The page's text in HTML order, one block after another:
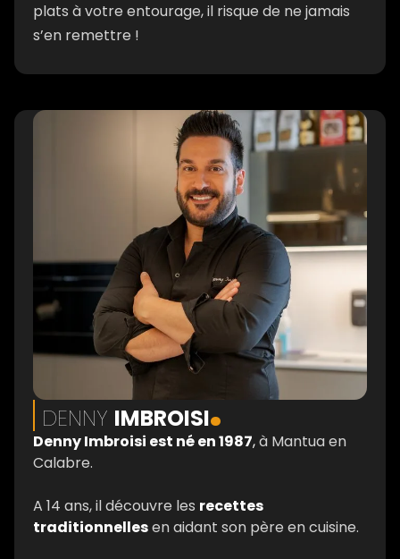
plats à votre entourage, il risque de ne jamais
s’en remettre !
DENNY IMBROISI.
Denny Imbroisi est né en 1987,à Mantua en
Calabre.
A 14 ans, il découvre les recettes
traditionnellesen aidant son père en cuisine.